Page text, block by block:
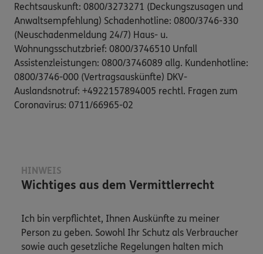
Rechtsauskunft: 0800/3273271 (Deckungszusagen und
Anwaltsempfehlung) Schadenhotline: 0800/3746-330
(Neuschadenmeldung 24/7) Haus- u.
Wohnungsschutzbrief: 0800/3746510 Unfall
Assistenzleistungen: 0800/3746089 allg. Kundenhotline:
0800/3746-000 (Vertragsauskünfte) DKV-
Auslandsnotruf: +4922157894005 rechtl. Fragen zum
Coronavirus: 0711/66965-02
HINWEIS
Wichtiges aus dem Vermittlerrecht
Ich bin verpflichtet, Ihnen Auskünfte zu meiner
Person zu geben. Sowohl Ihr Schutz als Verbraucher
sowie auch gesetzliche Regelungen halten mich